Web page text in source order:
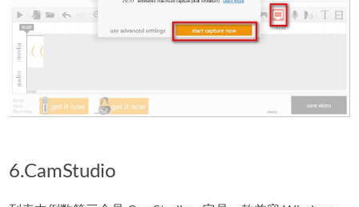
6.CamStudio